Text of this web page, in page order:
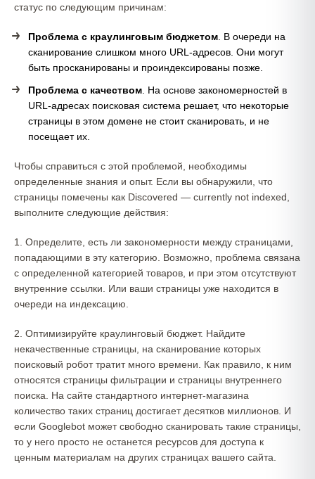
статус по следующим причинам:
Проблема с краулинговым бюджетом . В очереди на
сканирование слишком много URL-адресов. Они могут
быть просканированы и проиндексированы позже.
Проблема с качеством . На основе закономерностей в
URL-адресах поисковая система решает, что некоторые
страницы в этом домене не стоит сканировать, и не
посещает их.
Чтобы справиться с этой проблемой, необходимы
определенные знания и опыт. Если вы обнаружили, что
страницы помечены как Discovered — currently not indexed,
выполните следующие действия:
1. Определите, есть ли закономерности между страницами,
попадающими в эту категорию. Возможно, проблема связана
с определенной категорией товаров, и при этом отсутствуют
внутренние ссылки. Или ваши страницы уже находится в
очереди на индексацию.
2. Оптимизируйте краулинговый бюджет. Найдите
некачественные страницы, на сканирование которых
поисковый робот тратит много времени. Как правило, к ним
относятся страницы фильтрации и страницы внутреннего
поиска. На сайте стандартного интернет-магазина
количество таких страниц достигает десятков миллионов. И
если Googlebot может свободно сканировать такие страницы,
то у него просто не останется ресурсов для доступа к
ценным материалам на других страницах вашего сайта.